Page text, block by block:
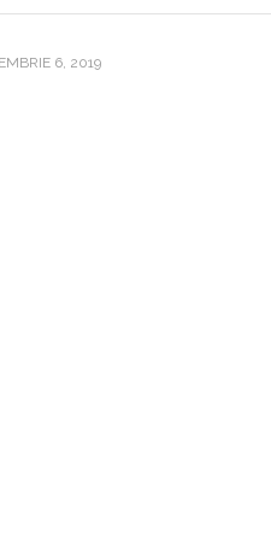
6, 2019